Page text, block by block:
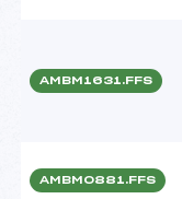
AMBM1631.FFS
AMBM0881.FFS